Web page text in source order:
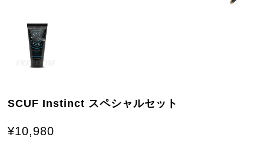
SCUF Instinct スペシャルセット
¥10,980